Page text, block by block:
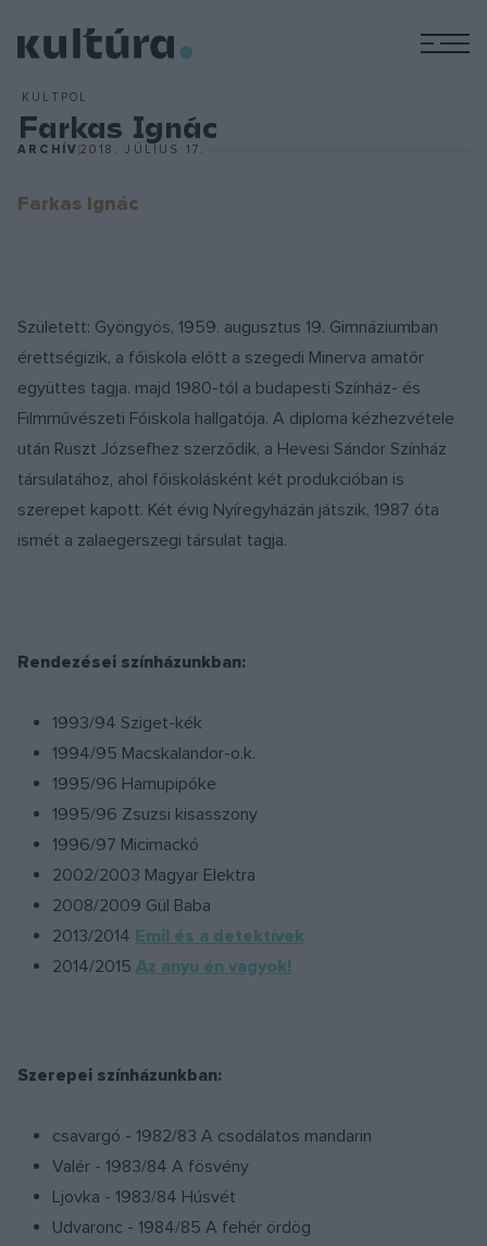
KULTPOL
Farkas Ignác
ARCHÍV2018. JÚLIUS 17.
Farkas Ignác
Született: Gyöngyös, 1959. augusztus 19. Gimnáziumban
érettségizik, a főiskola előtt a szegedi Minerva amatőr
együttes tagja. majd 1980-tól a budapesti Színház- és
Filmművészeti Főiskola hallgatója. A diploma kézhezvétele
után Ruszt Józsefhez szerződik, a Hevesi Sándor Színház
társulatához, ahol főiskolásként két produkcióban is
szerepet kapott. Két évig Nyíregyházán játszik, 1987 óta
ismét a zalaegerszegi társulat tagja.
Rendezései színházunkban:
1993/94 Sziget-kék
1994/95 Macskalandor-o.k.
1995/96 Hamupipőke
1995/96 Zsuzsi kisasszony
1996/97 Micimackó
2002/2003 Magyar Elektra
2008/2009 Gül Baba
2013/2014 Emil és a detektívek
2014/2015 Az anyu én vagyok!
Szerepei színházunkban:
csavargó - 1982/83 A csodálatos mandarin
Valér - 1983/84 A fösvény
Ljovka - 1983/84 Húsvét
Udvaronc - 1984/85 A fehér ördög